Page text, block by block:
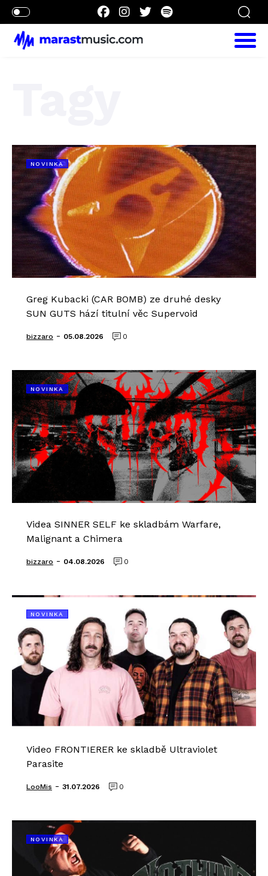
NOVINKA
Greg Kubacki (CAR BOMB) ze druhé desky
SUN GUTS hází titulní věc Supervoid
bizzaro - 05.08.2026 0
NOVINKA
Videa SINNER SELF ke skladbám Warfare,
Malignant a Chimera
bizzaro - 04.08.2026 0
NOVINKA
Video FRONTIERER ke skladbě Ultraviolet
Parasite
LooMis - 31.07.2026 0
NOVINKA